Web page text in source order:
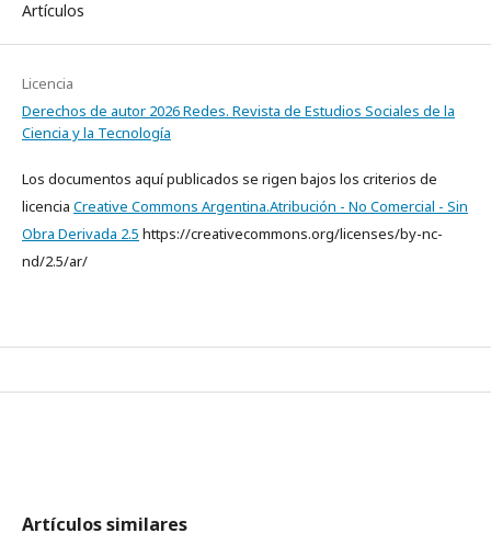
Artículos
Licencia
Derechos de autor 2026 Redes. Revista de Estudios Sociales de la
Ciencia y la Tecnología
Los documentos aquí publicados se rigen bajos los criterios de
licencia Creative Commons Argentina.Atribución - No Comercial - Sin
Obra Derivada 2.5 https://creativecommons.org/licenses/by-nc-
nd/2.5/ar/
Artículos similares